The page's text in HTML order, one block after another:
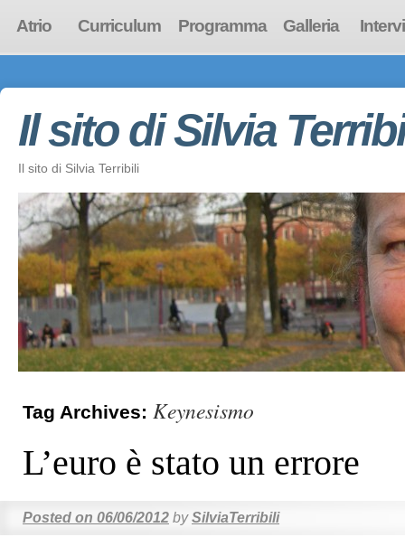
Atrio Curriculum Programma Galleria
Il sito di Silvia
Il sito di Silvia Terribili
Tag Archives: Keynesismo
L’euro è stato un errore
Posted on 06/06/2012 by SilviaTerribili